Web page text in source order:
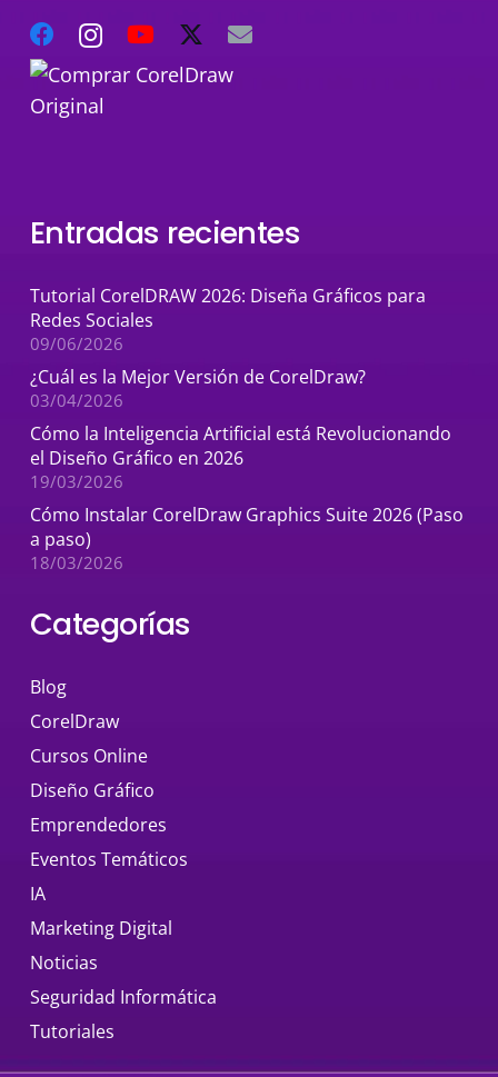
Entradas recientes
Tutorial CorelDRAW 2026: Diseña Gráficos para
Redes Sociales
09/06/2026
¿Cuál es la Mejor Versión de CorelDraw?
03/04/2026
Cómo la Inteligencia Artificial está Revolucionando
el Diseño Gráfico en 2026
19/03/2026
Cómo Instalar CorelDraw Graphics Suite 2026 (Paso
a paso)
18/03/2026
Categorías
Blog
CorelDraw
Cursos Online
Diseño Gráfico
Emprendedores
Eventos Temáticos
IA
Marketing Digital
Noticias
Seguridad Informática
Tutoriales